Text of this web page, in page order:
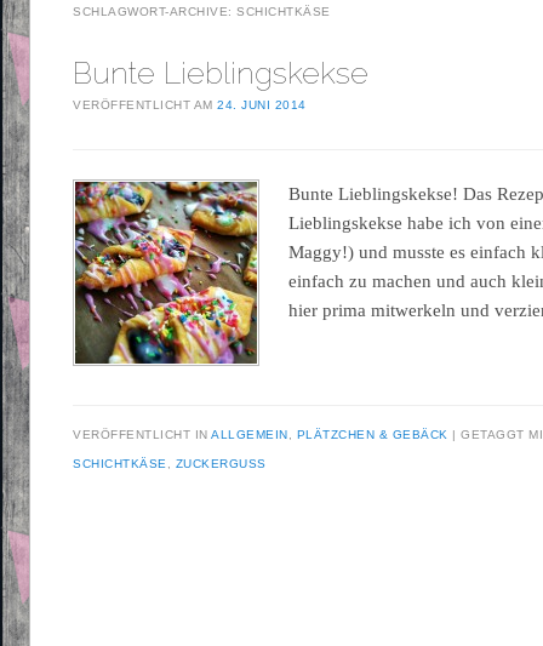
SCHLAGWORT-ARCHIVE:SCHICHTKÄSE
Bunte Lieblingskekse
VERÖFFENTLICHT AM24. JUNI 2014
Bunte Lieblingskekse! Das
Lieblingskekse habe ich von
Maggy!) und musste es einfach
einfach zu machen und auch
hier prima mitwerkeln und
VERÖFFENTLICHT INALLGEMEIN PLÄTZCHEN & GEBÄCK GETAGGT
SCHICHTKÄSE ZUCKERGUSS